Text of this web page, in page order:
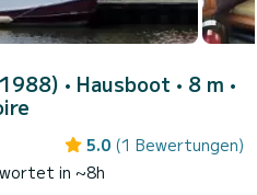
• Hausboot • 8 m •
5.0 (1 Bewertungen)
in ~8h